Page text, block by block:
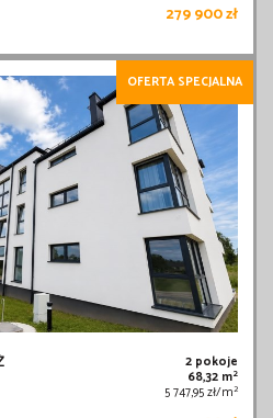
279 900 zł
OFERTA SPECJALNA
2 pokoje
68,32 m2
5 747,95 zł/m2